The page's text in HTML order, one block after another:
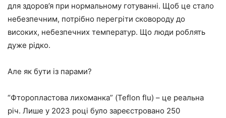
для здоров’я при нормальному готуванні. Щоб це стало
небезпечним, потрібно перегріти сковороду до
високих, небезпечних температур. Що люди роблять
дуже рідко.
Але як бути із парами?
“Фторопластова лихоманка” (Teflon flu) – це реальна
річ. Лише у 2023 році було зареєстровано 250